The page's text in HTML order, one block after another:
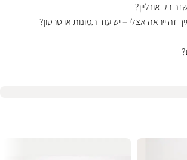
רק אונליין?
זה ייראה אצלי – יש עוד תמונות או סרטון?